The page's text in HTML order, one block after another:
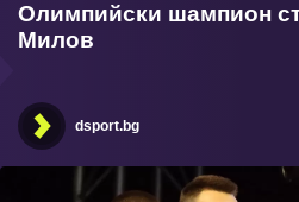
Олимпийски шампион
Милов
dsport.bg